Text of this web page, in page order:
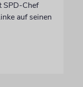
SPD-Chef
auf seinen